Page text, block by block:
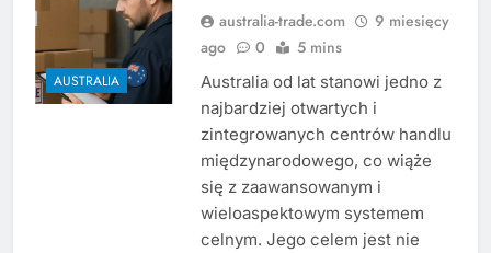
AUSTRALIA
australia-trade.com
9 miesięcy
ago
0 5 mins
Australia od lat stanowi jedno z
najbardziej otwartych i
zintegrowanych centrów handlu
międzynarodowego, co wiąże
się z zaawansowanym i
wieloaspektowym systemem
celnym. Jego celem jest nie